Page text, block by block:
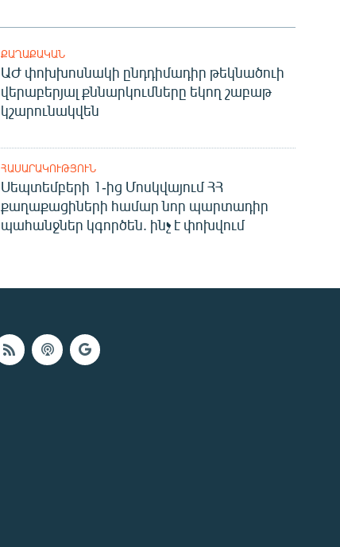
ՔԱՂԱՔԱԿԱՆ
ԱԺ փոխխոսնակի ընդդիմադիր թեկնածուի
վերաբերյալ քննարկումները եկող շաբաթ
կշարունակվեն
ՀԱՍԱՐԱԿՈՒԹՅՈՒՆ
Սեպտեմբերի 1-ից Մոսկվայում ՀՀ
քաղաքացիների համար նոր պարտադիր
պահանջներ կգործեն. ինչ է փոխվում